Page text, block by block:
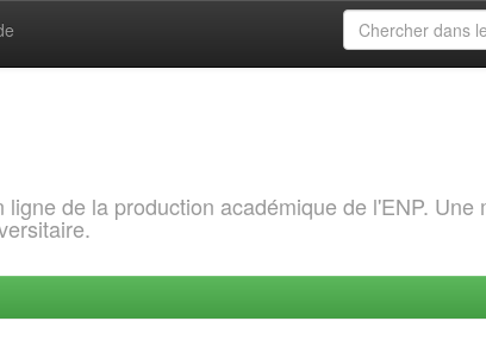
de la production académique de l'ENP. Une